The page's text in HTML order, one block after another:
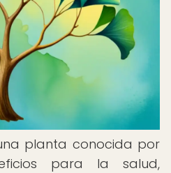
planta conocida por
para la salud,